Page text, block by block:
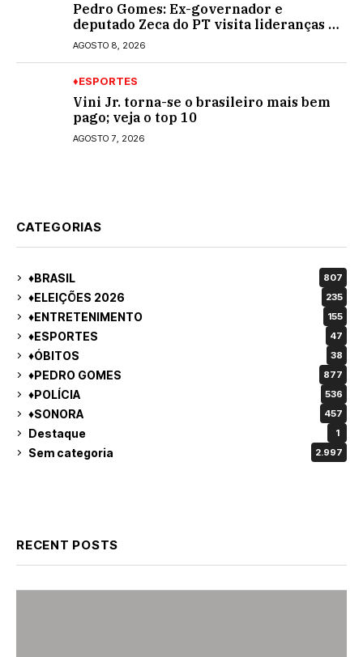
Pedro Gomes: Ex-governador e
deputado Zeca do PT visita lideranças do
partido na cidade; buscará a reeleição
AGOSTO 8, 2026
♦ESPORTES
Vini Jr. torna-se o brasileiro mais bem
pago; veja o top 10
AGOSTO 7, 2026
CATEGORIAS
♦BRASIL 807
♦ELEIÇÕES 2026 235
♦ENTRETENIMENTO 155
♦ESPORTES 47
♦ÓBITOS 38
♦PEDRO GOMES 877
♦POLÍCIA 536
♦SONORA 457
Destaque 1
Sem categoria 2.997
RECENT POSTS